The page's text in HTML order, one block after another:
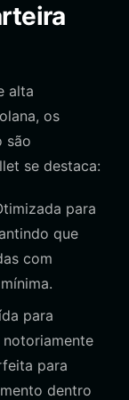
alta
os
são
se destaca:
para
que
com
para
para
dentro